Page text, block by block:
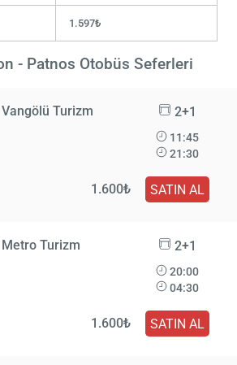
1.597₺
- Patnos Otobüs Seferleri
Vangölü Turizm 2+1
11:45
21:30
1.600₺ SATIN AL
Metro Turizm 2+1
20:00
04:30
1.600₺ SATIN AL